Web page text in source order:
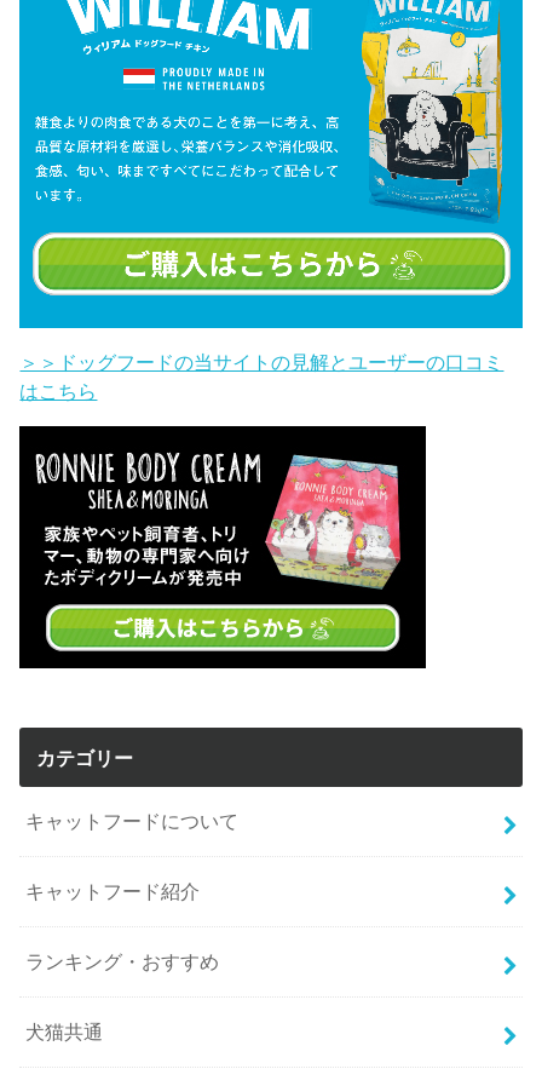
＞＞ドッグフードの当サイトの見解とユーザーの口コミ
はこちら
カテゴリー
キャットフードについて
キャットフード紹介
ランキング・おすすめ
犬猫共通